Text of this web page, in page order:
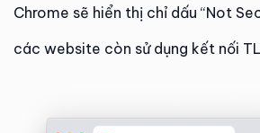
Chrome sẽ hiển thị chỉ dấu “Not
các website còn sử dụng kết nối